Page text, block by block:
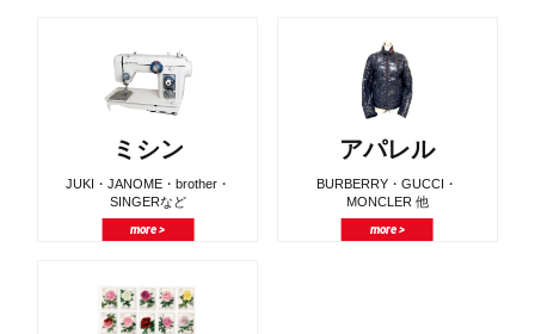
ミシン
JUKI・JANOME・brother・
SINGERなど
more >
アパレル
BURBERRY・GUCCI・
MONCLER 他
more >